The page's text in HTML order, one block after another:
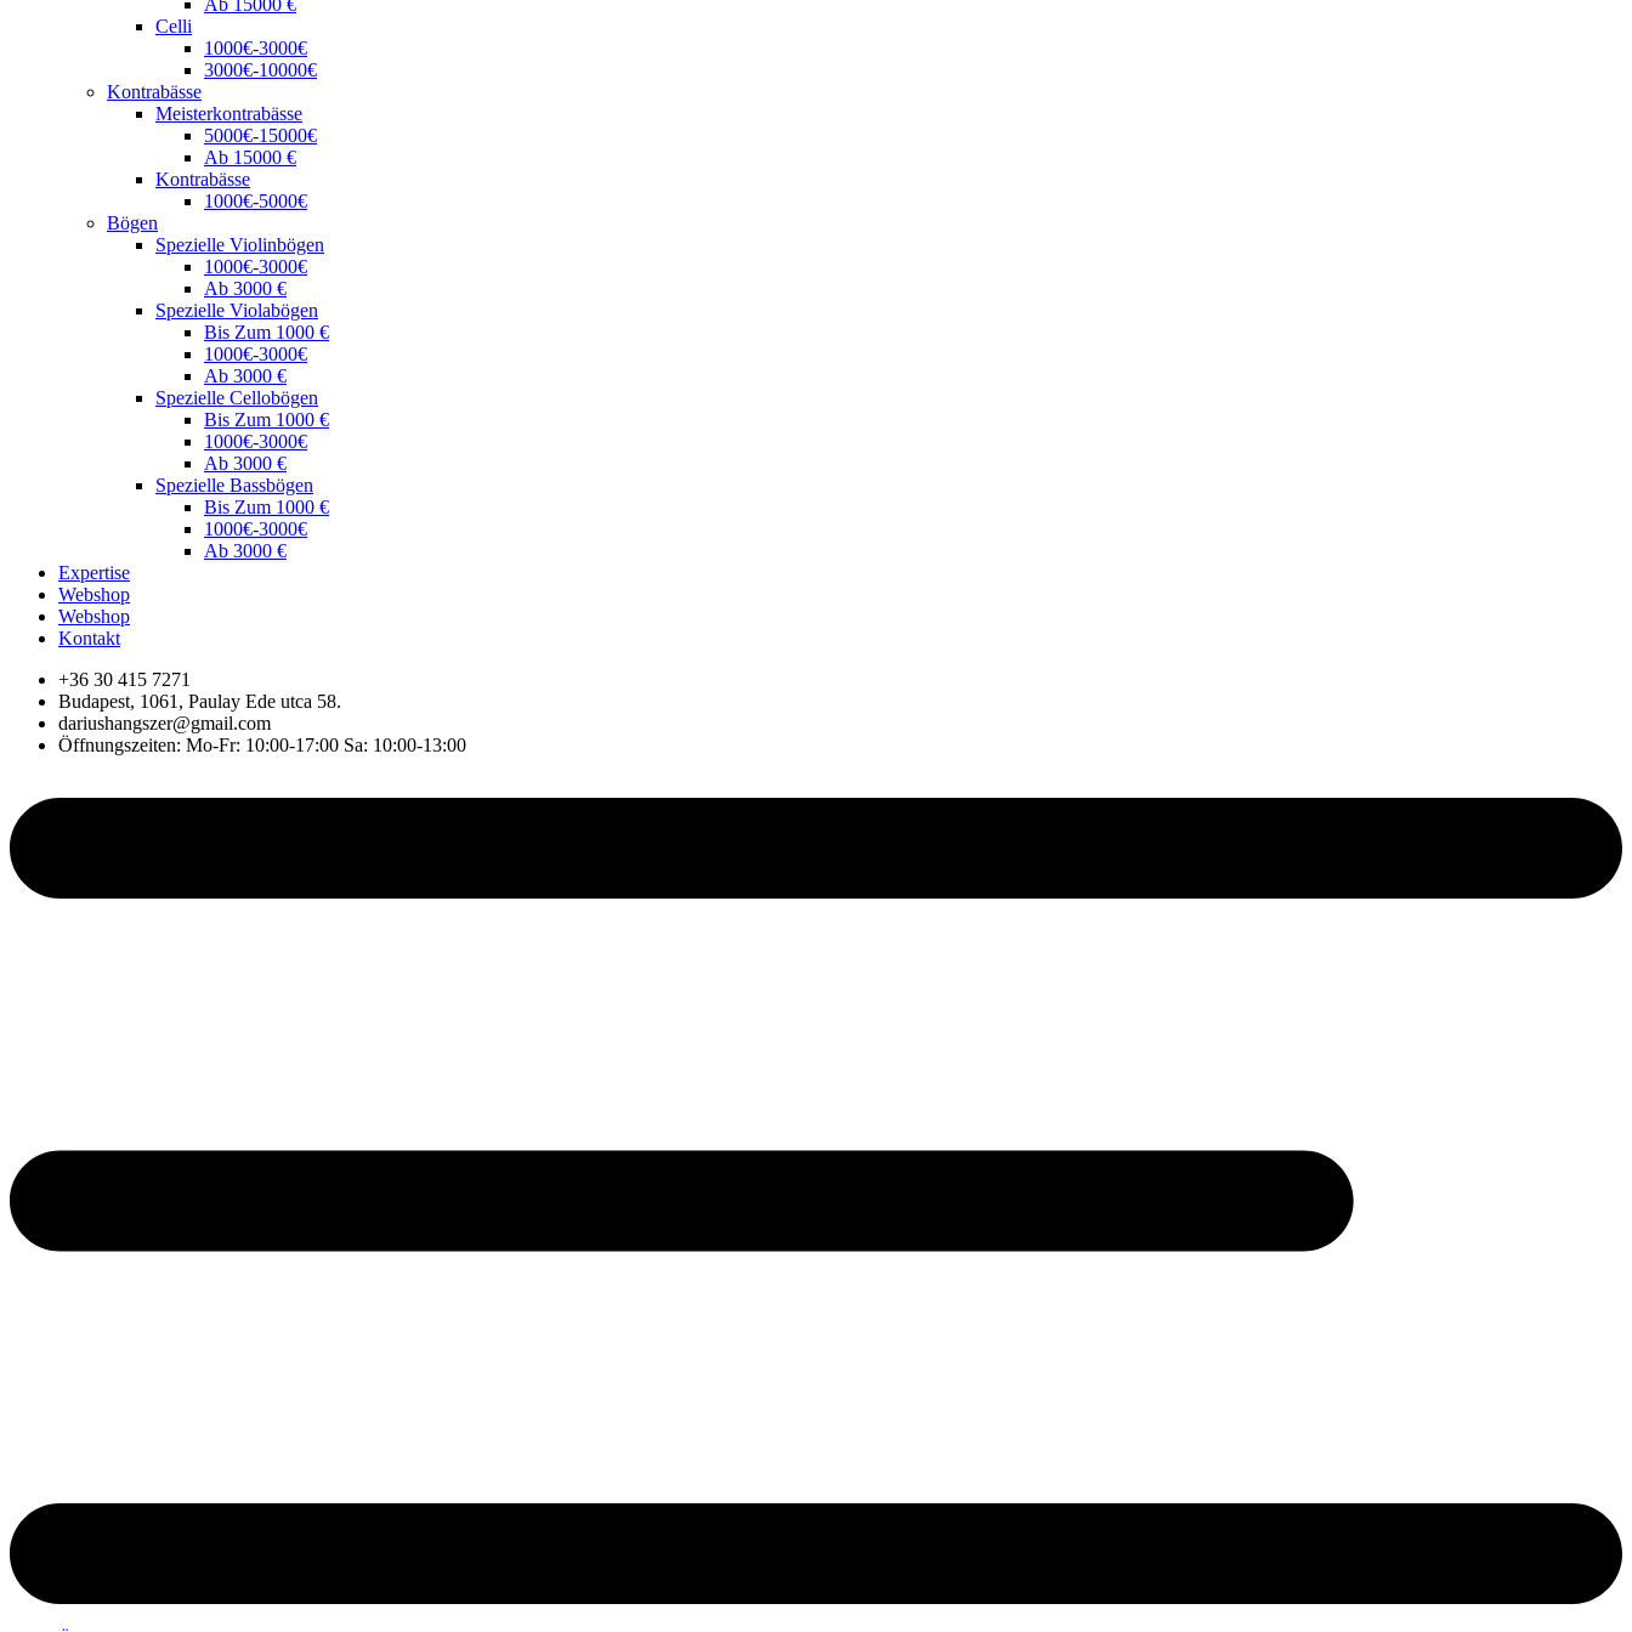
Ab 15000 €
Celli
1000€-3000€
3000€-10000€
Kontrabässe
Meisterkontrabässe
5000€-15000€
Ab 15000 €
Kontrabässe
1000€-5000€
Bögen
Spezielle Violinbögen
1000€-3000€
Ab 3000 €
Spezielle Violabögen
Bis Zum 1000 €
1000€-3000€
Ab 3000 €
Spezielle Cellobögen
Bis Zum 1000 €
1000€-3000€
Ab 3000 €
Spezielle Bassbögen
Bis Zum 1000 €
1000€-3000€
Ab 3000 €
Expertise
Webshop
Webshop
Kontakt
+36 30 415 7271
Budapest, 1061, Paulay Ede utca 58.
dariushangszer@gmail.com
Öffnungszeiten: Mo-Fr: 10:00-17:00 Sa: 10:00-13:00